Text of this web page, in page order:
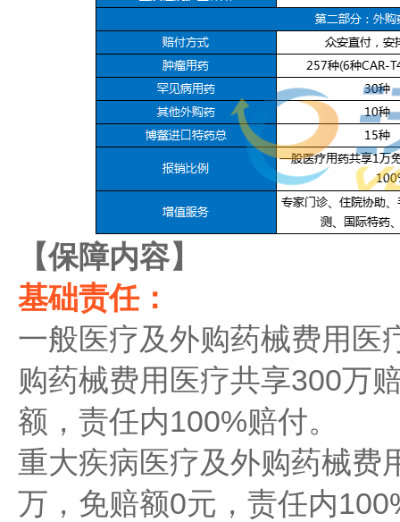
【保障内容】
基础责任：
一般医疗及外购药械费用医
购药械费用医疗共享300万
额，责任内100%赔付。
重大疾病医疗及外购药械费
万，免赔额0元，责任内